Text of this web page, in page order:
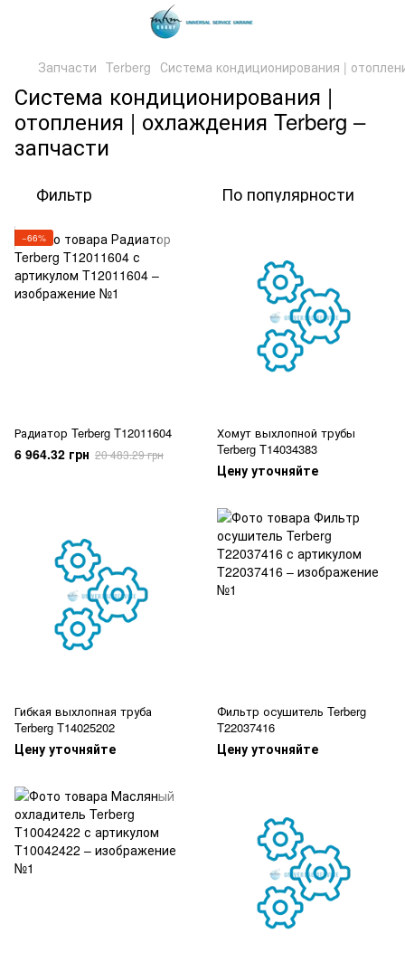
Запчасти Terberg Система кондиционирования |
Система кондиционирования |
отопления | охлаждения Terberg –
запчасти
Фильтр По популярности
−66%
Радиатор Terberg T12011604
6 964.32 грн 20 483.29 грн
Хомут выхлопной трубы
Terberg T14034383
Цену уточняйте
Гибкая выхлопная труба
Terberg T14025202
Цену уточняйте
Фильтр осушитель Terberg
T22037416
Цену уточняйте